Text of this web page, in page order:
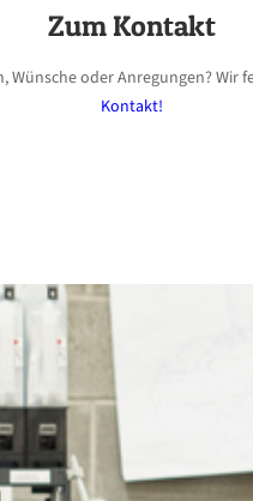
Zum Kontakt
Wünsche oder Anregungen? Wir
Kontakt!